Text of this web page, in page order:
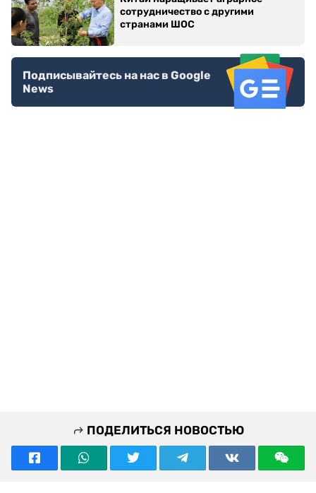
сотрудничество с другими
странами ШОС
Подписывайтесь на нас в Google
News
ПОДЕЛИТЬСЯ НОВОСТЬЮ